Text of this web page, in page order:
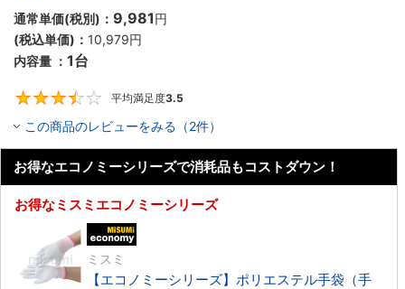
通常単価(税別)： 9,981円
(税込単価)： 10,979円
内容量 ： 1台
平均満足度3.5
この商品のレビューをみる（2件）
お得なエコノミーシリーズで消耗品もコストダウン！
お得なミスミエコノミーシリーズ
ミスミ
【エコノミーシリーズ】ポリエステル手袋（手